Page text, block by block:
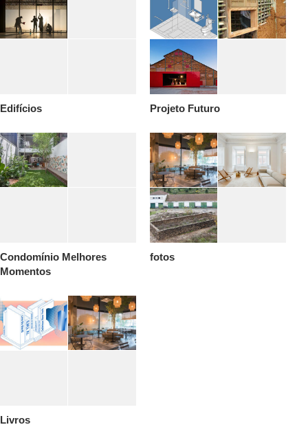
Edifícios Projeto Futuro
Condomínio Melhores
Momentos
fotos
Livros